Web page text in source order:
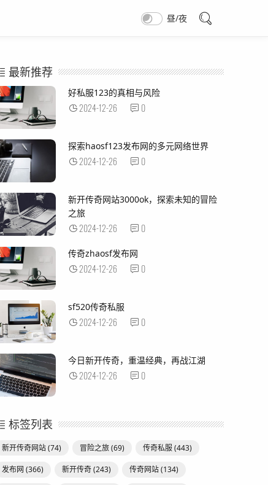
昼/夜
最新推荐
好私服123的真相与风险
2024-12-26 0
探索haosf123发布网的多元网络世界
2024-12-26 0
新开传奇网站3000ok，探索未知的冒险
之旅
2024-12-26 0
传奇zhaosf发布网
2024-12-26 0
sf520传奇私服
2024-12-26 0
今日新开传奇，重温经典，再战江湖
2024-12-26 0
标签列表
新开传奇网站(74) 冒险之旅(69) 传奇私服(443)
发布网 (366) 新开传奇(243) 传奇网站(134)